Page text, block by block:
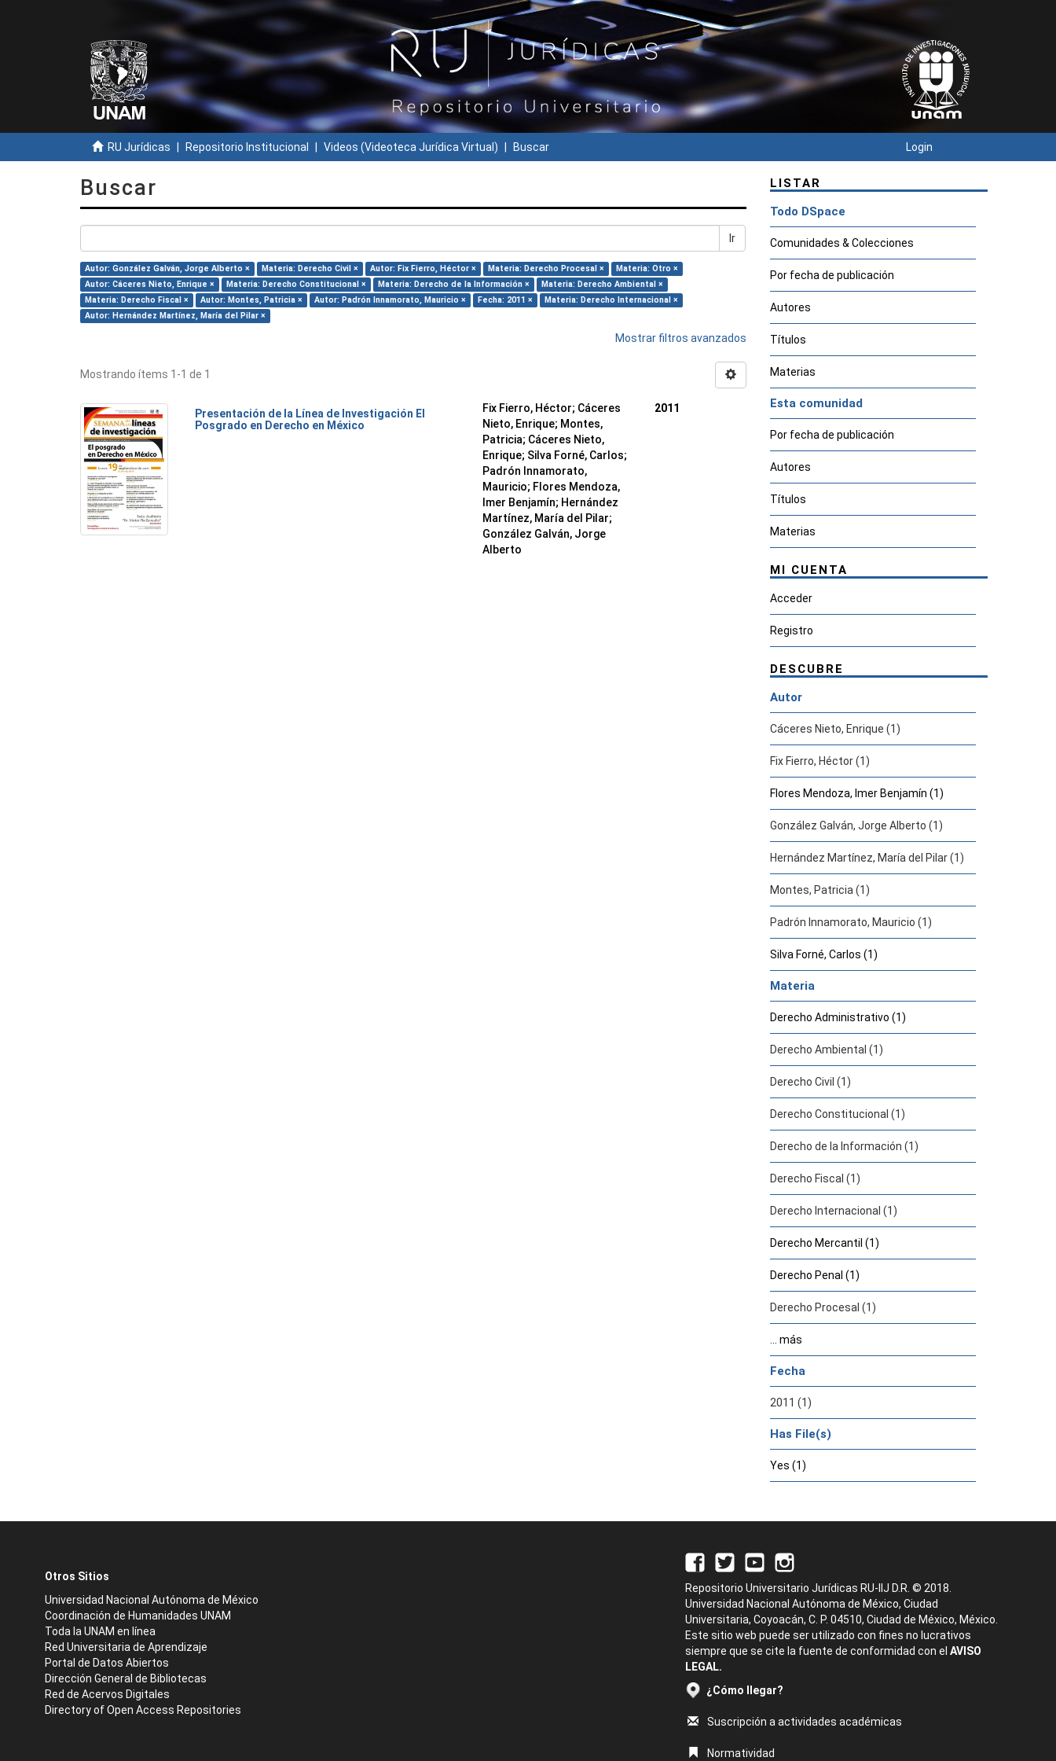
RU Jurídicas Repositorio Institucional Videos (Videoteca Jurídica Virtual) Buscar Login
Buscar
Ir
Autor: González Galván, Jorge Alberto × Materia: Derecho Civil × Autor: Fix Fierro, Héctor × Materia: Derecho Procesal ×
Materia: Otro ×
Autor: Cáceres Nieto, Enrique ×
Materia: Derecho Constitucional × Materia: Derecho de la Información ×
Materia: Derecho Ambiental ×
Materia: Derecho Fiscal ×
Autor: Montes, Patricia × Autor: Padrón Innamorato, Mauricio × Fecha: 2011 ×
Materia: Derecho Internacional ×
Autor: Hernández Martínez, María del Pilar ×
Mostrar filtros avanzados
Mostrando ítems 1-1 de 1
Presentación de la Línea de Investigación El
Posgrado en Derecho en México
Fix Fierro, Héctor; Cáceres
Nieto, Enrique; Montes,
Patricia; Cáceres Nieto,
Enrique; Silva Forné, Carlos;
Padrón Innamorato,
Mauricio; Flores Mendoza,
Imer Benjamín; Hernández
Martínez, María del Pilar;
González Galván, Jorge
Alberto
2011
LISTAR
Todo DSpace
Comunidades & Colecciones
Por fecha de publicación
Autores
Títulos
Materias
Esta comunidad
Por fecha de publicación
Autores
Títulos
Materias
MI CUENTA
Acceder
Registro
DESCUBRE
Autor
Cáceres Nieto, Enrique (1)
Fix Fierro, Héctor (1)
Flores Mendoza, Imer Benjamín (1)
González Galván, Jorge Alberto (1)
Hernández Martínez, María del Pilar (1)
Montes, Patricia (1)
Padrón Innamorato, Mauricio (1)
Silva Forné, Carlos (1)
Materia
Derecho Administrativo (1)
Derecho Ambiental (1)
Derecho Civil (1)
Derecho Constitucional (1)
Derecho de la Información (1)
Derecho Fiscal (1)
Derecho Internacional (1)
Derecho Mercantil (1)
Derecho Penal (1)
Derecho Procesal (1)
... más
Fecha
2011 (1)
Has File(s)
Yes (1)
Otros Sitios
Universidad Nacional Autónoma de México
Coordinación de Humanidades UNAM
Toda la UNAM en línea
Red Universitaria de Aprendizaje
Portal de Datos Abiertos
Dirección General de Bibliotecas
Red de Acervos Digitales
Directory of Open Access Repositories
Repositorio Universitario Jurídicas RU-IIJ D.R. © 2018.
Universidad Nacional Autónoma de México, Ciudad
Universitaria, Coyoacán, C. P. 04510, Ciudad de México, México.
Este sitio web puede ser utilizado con fines no lucrativos
siempre que se cite la fuente de conformidad con el AVISO
LEGAL.
¿Cómo llegar?
Suscripción a actividades académicas
Normatividad